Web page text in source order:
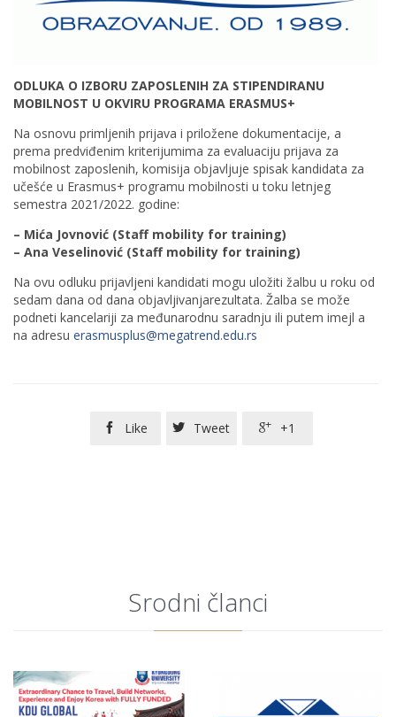
ODLUKA O IZBORU ZAPOSLENIH ZA STIPENDIRANU
MOBILNOST U OKVIRU PROGRAMA ERASMUS+
Na osnovu primljenih prijava i priložene dokumentacije, a
prema predviđenim kriterijumima za evaluaciju prijava za
mobilnost zaposlenih, komisija objavljuje spisak kandidata za
učešće u Erasmus+ programu mobilnosti u toku letnjeg
semestra 2021/2022. godine:
– Mića Jovnović (Staff mobility for training)
– Ana Veselinović (Staff mobility for training)
Na ovu odluku prijavljeni kandidati mogu uložiti žalbu u roku od
sedam dana od dana objavljivanjarezultata. Žalba se može
podneti kancelariji za međunarodnu saradnju ili putem imejl a
na adresu erasmusplus@megatrend.edu.rs
 Like  Tweet  +1
Srodni članci